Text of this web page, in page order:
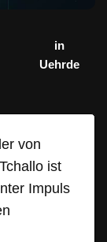
in
Uehrde
von
ist
Impuls